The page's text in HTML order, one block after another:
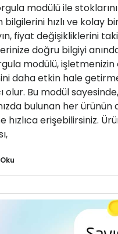
modülü ile
bilgilerini hızlı ve kolay
fiyat değişikliklerini
doğru bilgiyi
modülü,
daha etkin hale
olur. Bu modül sayesinde,
bulunan her ürünün
hızlıca erişebilirsiniz.